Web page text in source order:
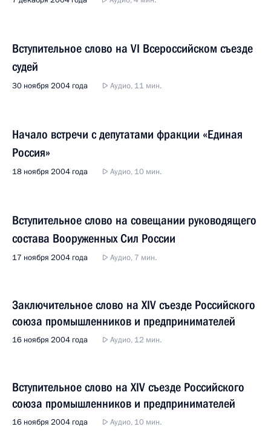
Вступительное слово на VI Всероссийском съезде
судей
30 ноября 2004 года Аудио, 11 мин.
Начало встречи с депутатами фракции «Единая
Россия»
18 ноября 2004 года Аудио, 10 мин.
Вступительное слово на совещании руководящего
состава Вооруженных Сил России
17 ноября 2004 года Аудио, 7 мин.
Заключительное слово на XIV съезде Российского
союза промышленников и предпринимателей
16 ноября 2004 года Аудио, 12 мин.
Вступительное слово на XIV съезде Российского
союза промышленников и предпринимателей
16 ноября 2004 года Аудио, 10 мин.